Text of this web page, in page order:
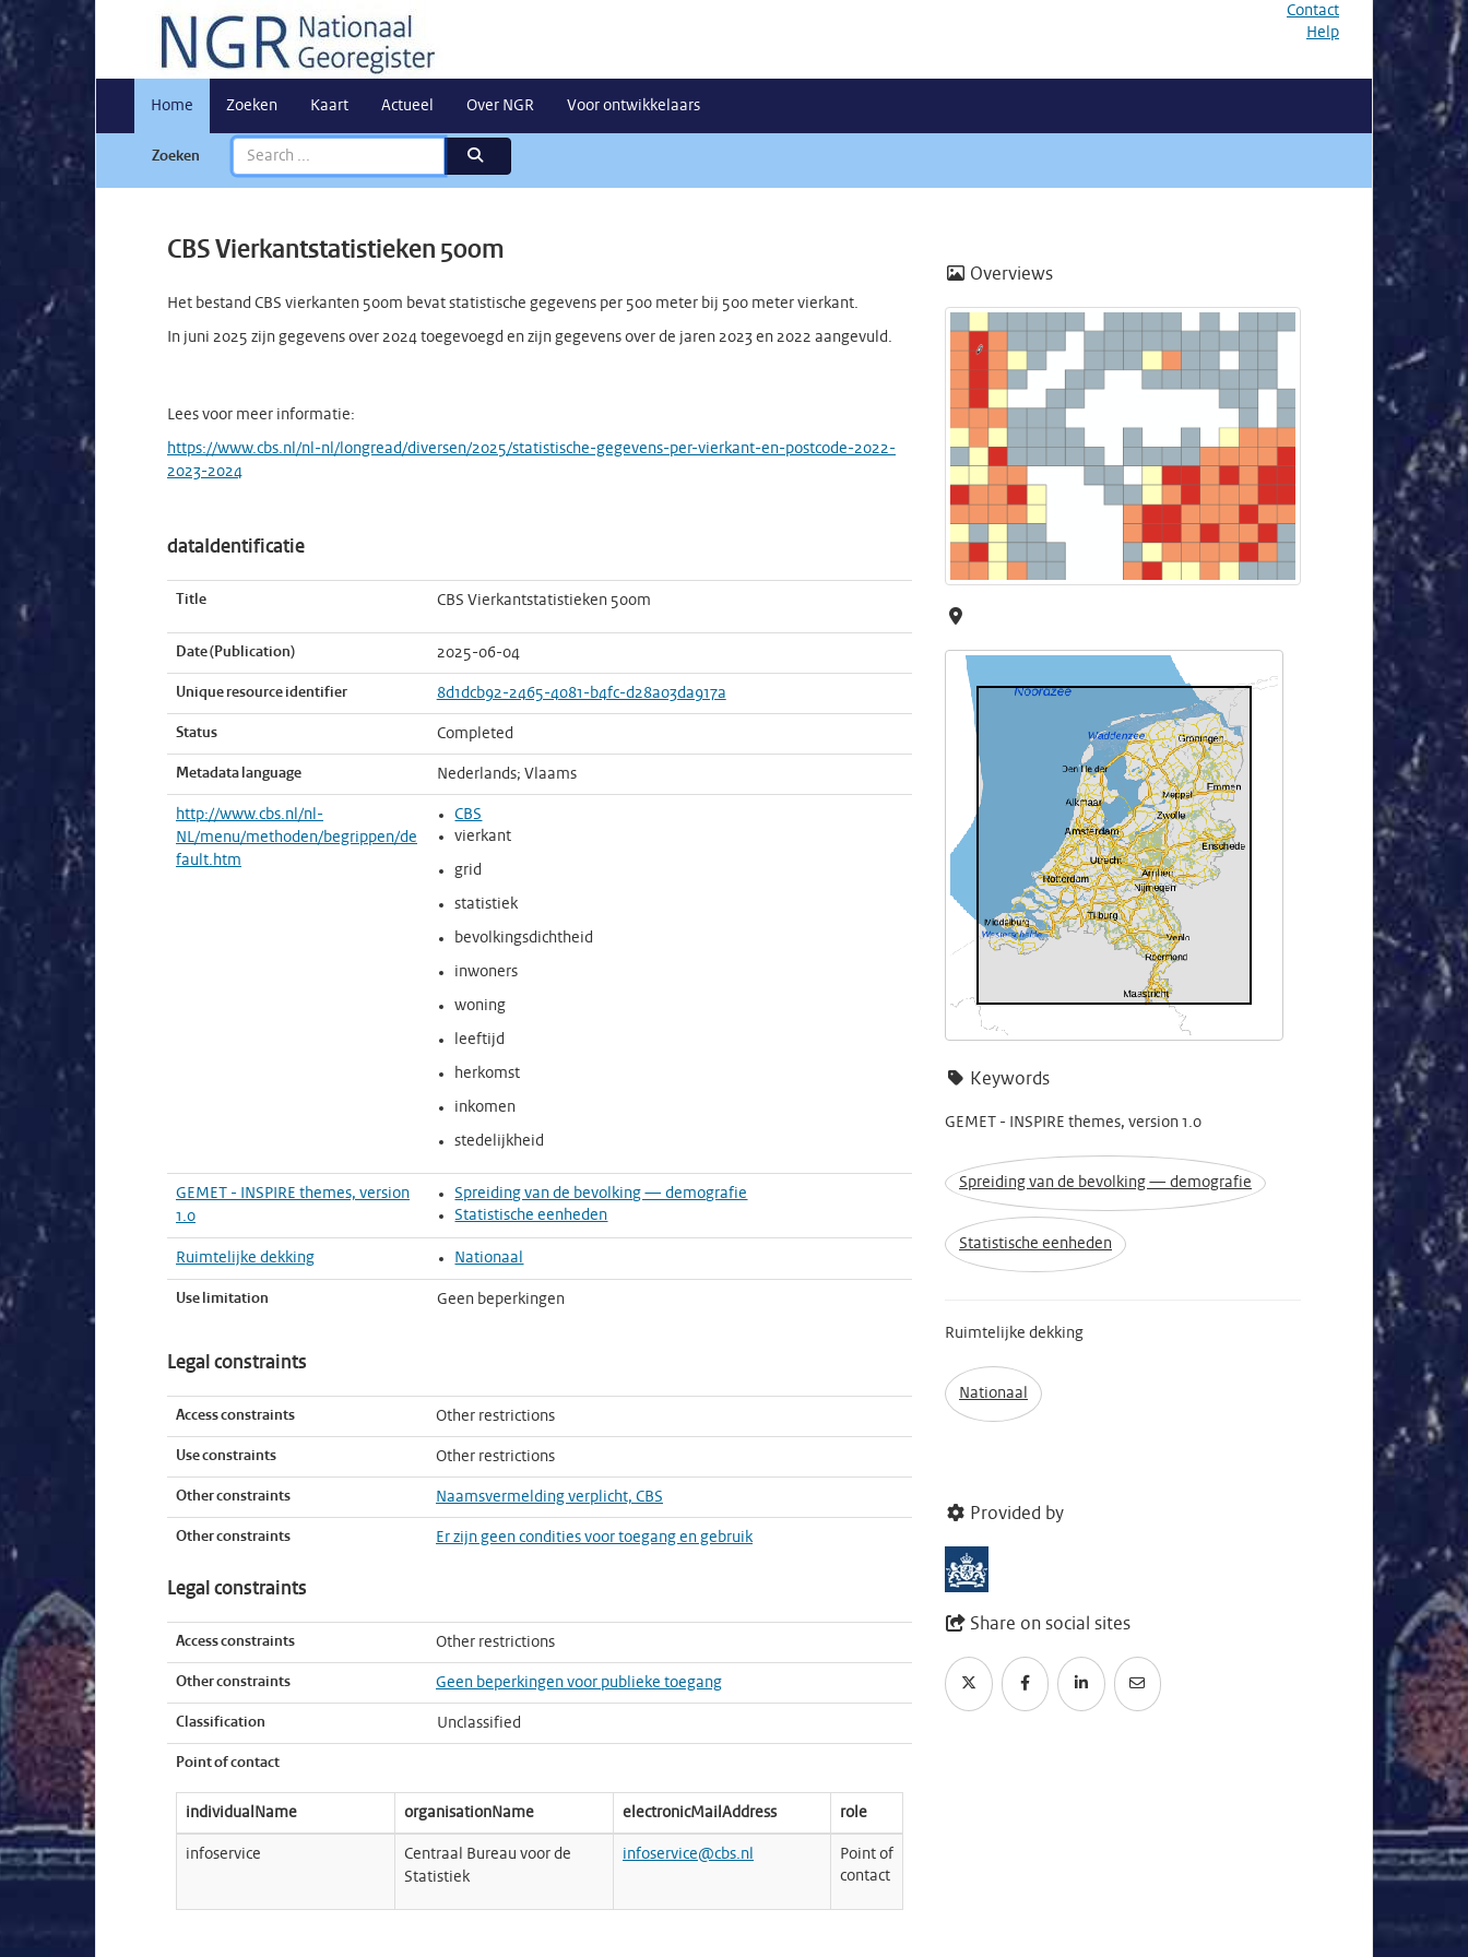
Contact
Help
Home Zoeken Kaart Actueel Over NGR Voor ontwikkelaars
Zoeken
CBS Vierkantstatistieken 500m
Het bestand CBS vierkanten 500m bevat statistische gegevens per 500 meter bij 500 meter vierkant.
In juni 2025 zijn gegevens over 2024 toegevoegd en zijn gegevens over de jaren 2023 en 2022 aangevuld.
Lees voor meer informatie:
https://www.cbs.nl/nl-nl/longread/diversen/2025/statistische-gegevens-per-vierkant-en-postcode-2022-
2023-2024
dataIdentificatie
Title CBS Vierkantstatistieken 500m
Date (Publication) 2025-06-04
Unique resource identifier 8d1dcb92-2465-4081-b4fc-d28a03da917a
Status Completed
Metadata language Nederlands; Vlaams
http://www.cbs.nl/nl-
NL/menu/methoden/begrippen/de
fault.htm
CBS
vierkant
grid
statistiek
bevolkingsdichtheid
inwoners
woning
leeftijd
herkomst
inkomen
stedelijkheid
GEMET - INSPIRE themes, version
1.0
Spreiding van de bevolking — demografie
Statistische eenheden
Ruimtelijke dekking Nationaal
Use limitation Geen beperkingen
Legal constraints
Access constraints Other restrictions
Use constraints Other restrictions
Other constraints Naamsvermelding verplicht, CBS
Other constraints Er zijn geen condities voor toegang en gebruik
Legal constraints
Access constraints Other restrictions
Other constraints Geen beperkingen voor publieke toegang
Classification Unclassified
Point of contact
individualName organisationName electronicMailAddress role
infoservice
Centraal Bureau voor de
Statistiek
infoservice@cbs.nl
Point of
contact
Overviews
Keywords
GEMET - INSPIRE themes, version 1.0
Spreiding van de bevolking — demografie
Statistische eenheden
Ruimtelijke dekking
Nationaal
Provided by
Share on social sites